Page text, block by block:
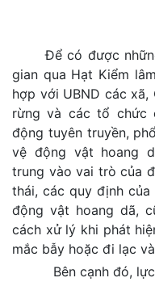
Để có được
gian qua Hạt Kiểm
hợp với UBND các
rừng và các tổ chức
động tuyên truyền,
vệ động vật hoang
trung vào vai trò của
thái, các quy định
động vật hoang dã,
cách xử lý khi phát
mắc bẫy hoặc đi lạc
Bên cạnh đó, lực